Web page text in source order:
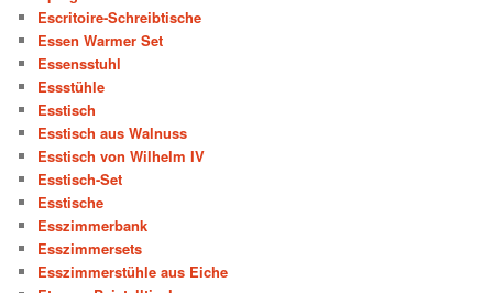
Escritoire-Schreibtische
Essen Warmer Set
Essensstuhl
Essstühle
Esstisch
Esstisch aus Walnuss
Esstisch von Wilhelm IV
Esstisch-Set
Esstische
Esszimmerbank
Esszimmersets
Esszimmerstühle aus Eiche